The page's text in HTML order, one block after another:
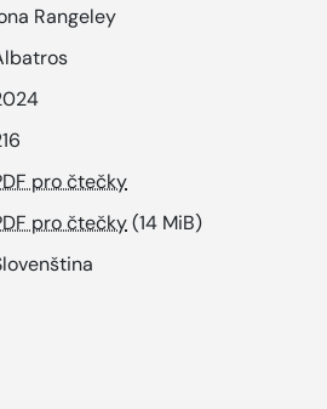
Rangeley
pro čtečky
pro čtečky(14 MiB)